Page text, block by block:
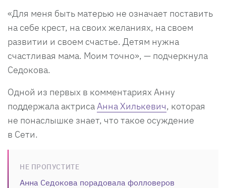
«Для меня быть матерью не означает поставить
на себе крест, на своих желаниях, на своем
развитии и своем счастье. Детям нужна
счастливая мама. Моим точно», — подчеркнула
Седокова.
Одной из первых в комментариях Анну
поддержала актрисаАнна Хилькевич, которая
не понаслышке знает, что такое осуждение
в Сети.
НЕ ПРОПУСТИТЕ
Анна Седокова порадовала фолловеров